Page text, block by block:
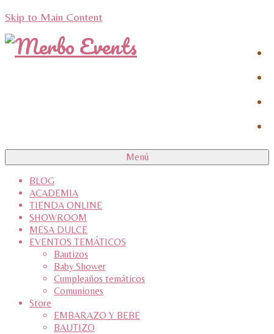
Skip to Main Content
Menú
BLOG
ACADEMIA
TIENDA ONLINE
SHOWROOM
MESA DULCE
EVENTOS TEMÁTICOS
Bautizos
Baby Shower
Cumpleaños temáticos
Comuniones
Store
EMBARAZO Y BEBE
BAUTIZO